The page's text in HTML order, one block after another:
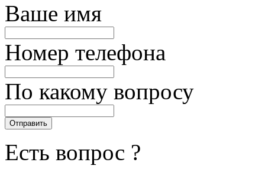
Ваше имя
Номер телефона
По какому вопросу
Есть вопрос ?